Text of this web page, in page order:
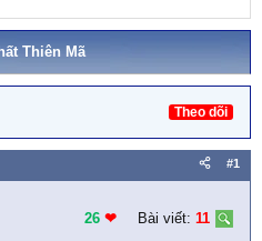
Thiên Mã
Theo dõi
#1
26 ❤︎ Bài viết: 11